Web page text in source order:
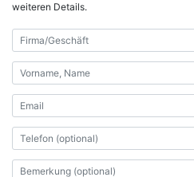
weiteren Details.